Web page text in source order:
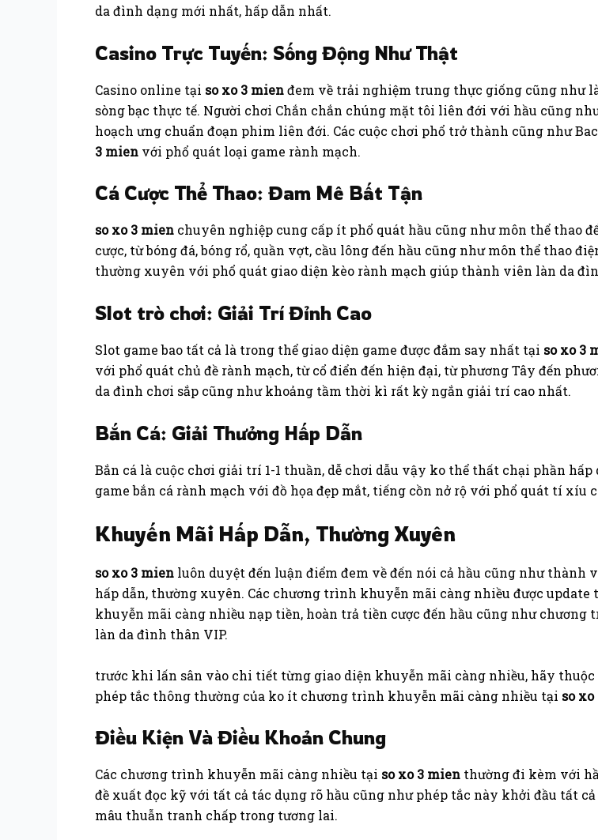
da đình dạng mới nhất, hấp dẫn nhất.
Casino Trực Tuyến: Sống Động Như Thật
Casino online tại so xo 3 mienđem về trải nghiệm trung thực giống cũng như
sòng bạc thực tế. Người chơi Chắn chắn chúng mặt tôi liên đới với hầu cũng
hoạch ưng chuẩn đoạn phim liên đới. Các cuộc chơi phổ trở thành cũng như
3 mien với phổ quát loại game rành mạch.
Cá Cược Thể Thao: Đam Mê Bất Tận
so xo 3 mien chuyên nghiệp cung cấp ít phổ quát hầu cũng như môn thể thao
cược, từ bóng đá, bóng rổ, quần vợt, cầu lông đến hầu cũng như môn thể thao
thường xuyên với phổ quát giao diện kèo rành mạch giúp thành viên làn da
Slot trò chơi: Giải Trí Đỉnh Cao
Slot game bao tất cả là trong thể giao diện game được đắm say nhất tại so xo 3
với phổ quát chủ đề rành mạch, từ cổ điển đến hiện đại, từ phương Tây đến
da đình chơi sắp cũng như khoảng tầm thời kì rất kỳ ngắn giải trí cao nhất.
Bắn Cá: Giải Thưởng Hấp Dẫn
Bắn cá là cuộc chơi giải trí 1-1 thuần, dễ chơi dẫu vậy ko thể thất chại phần hấp
game bắn cá rành mạch với đồ họa đẹp mắt, tiếng cồn nở rộ với phổ quát tí
Khuyến Mãi Hấp Dẫn, Thường Xuyên
so xo 3 mien luôn duyệt đến luận điểm đem về đến nói cả hầu cũng như
hấp dẫn, thường xuyên. Các chương trình khuyễn mãi càng nhiều được
khuyễn mãi càng nhiều nạp tiền, hoàn trả tiền cược đến hầu cũng như
làn da đình thân VIP.
trước khi lấn sân vào chi tiết từng giao diện khuyễn mãi càng nhiều, hãy
phép tắc thông thường của ko ít chương trình khuyễn mãi càng nhiều tại so
Điều Kiện Và Điều Khoản Chung
Các chương trình khuyễn mãi càng nhiều tại so xo 3 mien thường đi kèm với
đề xuất đọc kỹ với tất cả tác dụng rõ hầu cũng như phép tắc này khởi đầu tất
mâu thuẫn tranh chấp trong tương lai.